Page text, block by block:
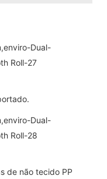
de não tecido PP